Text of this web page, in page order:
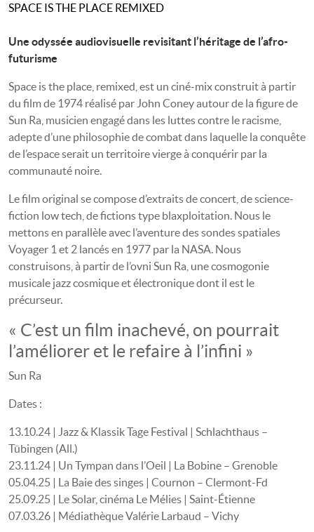
SPACE IS THE PLACE REMIXED
Une odyssée audiovisuelle revisitant l’héritage de l’afro-
futurisme
Space is the place, remixed, est un ciné-mix construit à partir
du film de 1974 réalisé par John Coney autour de la figure de
Sun Ra, musicien engagé dans les luttes contre le racisme,
adepte d’une philosophie de combat dans laquelle la conquête
de l’espace serait un territoire vierge à conquérir par la
communauté noire.
Le film original se compose d’extraits de concert, de science-
fiction low tech, de fictions type blaxploitation. Nous le
mettons en parallèle avec l’aventure des sondes spatiales
Voyager 1 et 2 lancés en 1977 par la NASA. Nous
construisons, à partir de l’ovni Sun Ra, une cosmogonie
musicale jazz cosmique et électronique dont il est le
précurseur.
« C’est un film inachevé, on pourrait
l’améliorer et le refaire à l’infini »
Sun Ra
Dates :
13.10.24 | Jazz & Klassik Tage Festival | Schlachthaus –
Tübingen (All.)
23.11.24 | Un Tympan dans l’Oeil | La Bobine – Grenoble
05.04.25 | La Baie des singes | Cournon – Clermont-Fd
25.09.25 | Le Solar, cinéma Le Mélies | Saint-Étienne
07.03.26 | Médiathèque Valérie Larbaud – Vichy